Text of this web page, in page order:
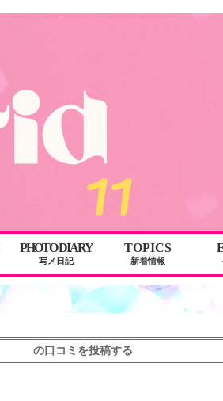
PHOTO DIARY
写メ日記
TOPICS
新着情報
の口コミを投稿する